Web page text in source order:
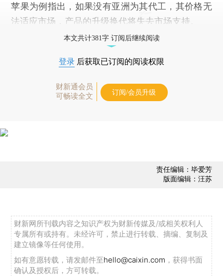
苹果为例指出，如果没有亚洲为其代工，其价格无
法适应市场，产品的升级换代将失去市场支持。
本文共计381字 订阅后继续阅读
登录 后获取已订阅的阅读权限
财新通会员
可畅读全文
订阅/会员升级
责任编辑：毕爱芳
版面编辑：汪苏
财新网所刊载内容之知识产权为财新传媒及/或相关权利人
专属所有或持有。未经许可，禁止进行转载、摘编、复制及
建立镜像等任何使用。
如有意愿转载，请发邮件至hello@caixin.com ，获得书面
确认及授权后，方可转载。